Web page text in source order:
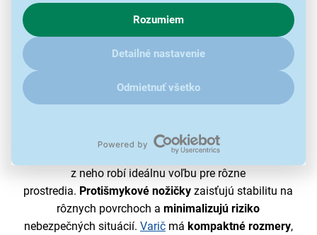
o chovaní na webe pre zobrazovaní cielených reklám.
V prípade že vás zaujímajú detaily, ako u nás s cookies a
ďalšími údaji pracujeme, kliknitesem.
Rozumiem
Detailné nastavenie
Odmietnuť všetko
bezpečnosť
z neho robí ideálnu voľbu pre rôzne
prostredia. Protišmykové nožičky zaisťujú stabilitu na
rôznych povrchoch aminimalizujú riziko
nebezpečných situácií. Varičmá kompaktné rozmery,